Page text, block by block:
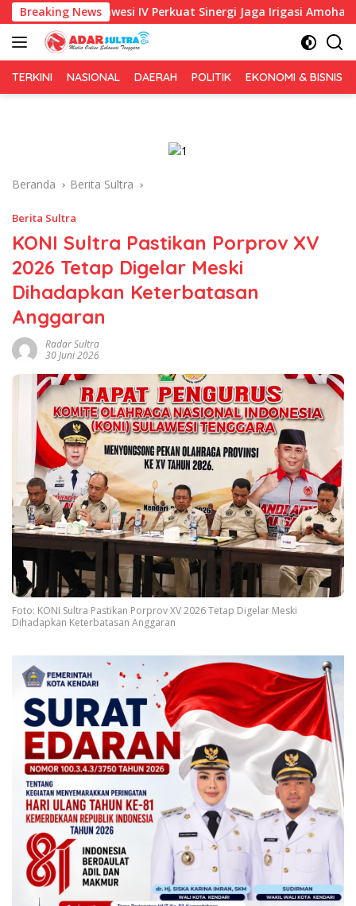
Langsung
ke
konten
Breaking News
Sulawesi IV Perkuat Sinergi Jaga Irigasi Amohalo
TERKINI NASIONAL DAERAH POLITIK EKONOMI & BISNIS
Beranda Berita Sultra
Berita Sultra
KONI Sultra Pastikan Porprov XV
2026 Tetap Digelar Meski
Dihadapkan Keterbatasan
Anggaran
Radar Sultra
30 Juni 2026
Foto: KONI Sultra Pastikan Porprov XV 2026 Tetap Digelar Meski
Dihadapkan Keterbatasan Anggaran